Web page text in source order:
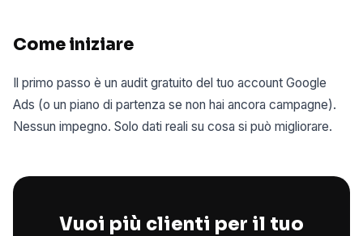
Come iniziare
Il primo passo è un audit gratuito del tuo account Google
Ads (o un piano di partenza se non hai ancora campagne).
Nessun impegno. Solo dati reali su cosa si può migliorare.
Vuoi più clienti per il tuo